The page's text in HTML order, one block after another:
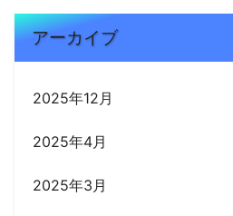
アーカイブ
2025年12月
2025年4月
2025年3月